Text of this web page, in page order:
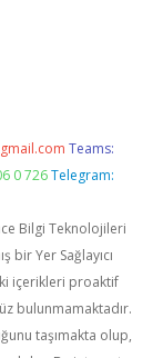
Teams:
0 726 Telegram:
Bilgi Teknolojileri
bir Yer Sağlayıcı
içerikleri proaktif
bulunmamaktadır.
taşımakta olup,